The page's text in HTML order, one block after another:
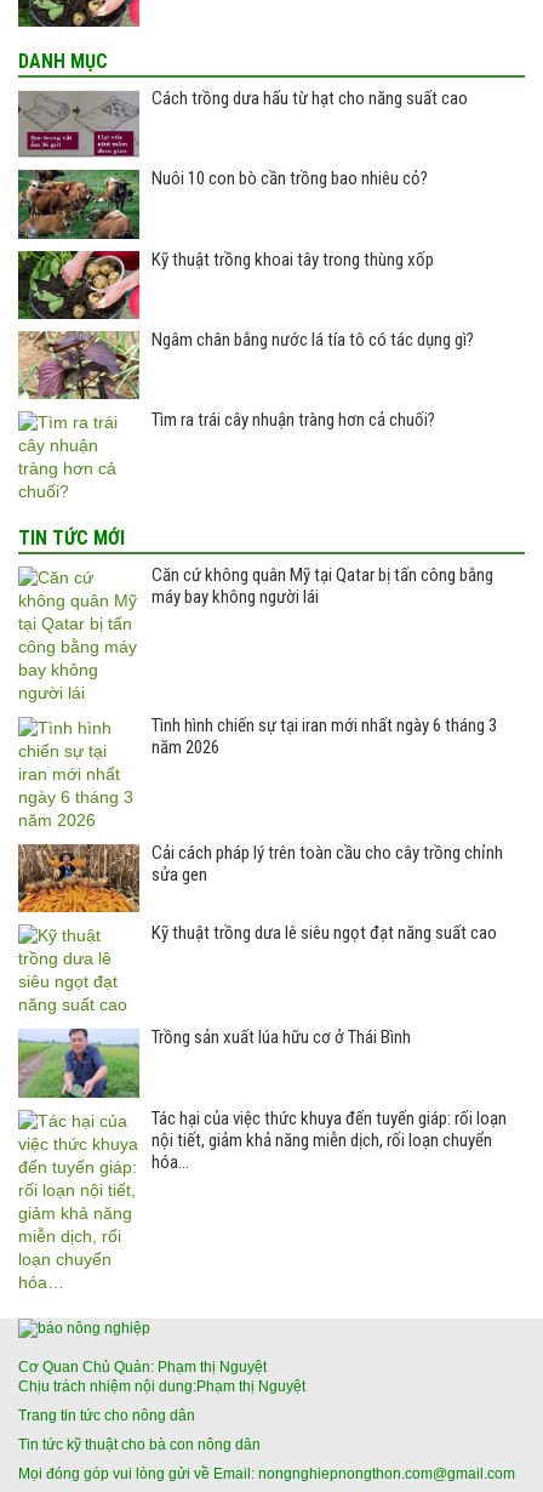
DANH MỤC
Cách trồng dưa hấu từ hạt cho năng suất cao
Nuôi 10 con bò cần trồng bao nhiêu cỏ?
Kỹ thuật trồng khoai tây trong thùng xốp
Ngâm chân bằng nước lá tía tô có tác dụng gì?
Tìm ra trái cây nhuận tràng hơn cả chuối?
TIN TỨC MỚI
Căn cứ không quân Mỹ tại Qatar bị tấn công bằng
máy bay không người lái
Tình hình chiến sự tại iran mới nhất ngày 6 tháng 3
năm 2026
Cải cách pháp lý trên toàn cầu cho cây trồng chỉnh
sửa gen
Kỹ thuật trồng dưa lê siêu ngọt đạt năng suất cao
Trồng sản xuất lúa hữu cơ ở Thái Bình
Tác hại của việc thức khuya đến tuyến giáp: rối loạn
nội tiết, giảm khả năng miễn dịch, rối loạn chuyển
hóa…
Cơ Quan Chủ Quản: Phạm thị Nguyệt
Chịu trách nhiệm nội dung:Phạm thị Nguyệt
Trang tin tức cho nông dân
Tin tức kỹ thuật cho bà con nông dân
Mọi đóng góp vui lòng gửi về Email: nongnghiepnongthon.com@gmail.com